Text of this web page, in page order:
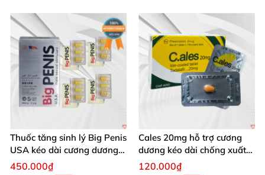
Thuốc tăng sinh lý Big Penis
USA kéo dài cương dương
chống xuất tinh sớm
450.000₫
Cales 20mg hỗ trợ cương
dương kéo dài chống xuất
tinh sớm thành phần
120.000₫